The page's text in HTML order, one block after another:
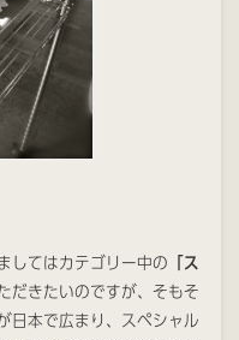
してはカテゴリー中の 「ス
だきたいのですが、そもそ
日本で広まり、スペシャル